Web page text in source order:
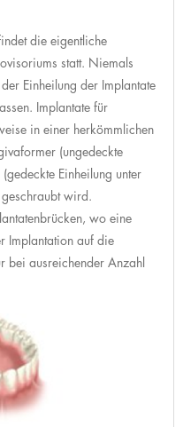
die eigentliche
statt. Niemals
Einheilung der Implantate
Implantate für
in einer herkömmlichen
(ungedeckte
Einheilung unter
wird.
wo eine
Implantation auf die
bei ausreichender Anzahl